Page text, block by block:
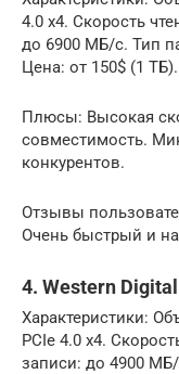
4.0 x4. Скорость
до 6900 МБ/с. Тип
Цена: от 150$ (1 ТБ).
Плюсы: Высокая
совместимость.
конкурентов.
Отзывы
Очень быстрый и
4. Western
Характеристики:
PCIe 4.0 x4.
записи: до 4900 МБ/